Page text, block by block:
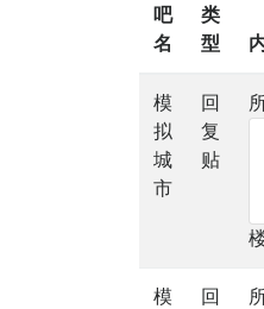
吧
名
类
型
模
拟
城
市
回
复
贴
模
回